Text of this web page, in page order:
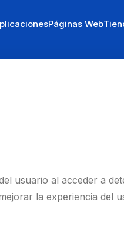
Páginas Web
usuario al acceder a
la experiencia del